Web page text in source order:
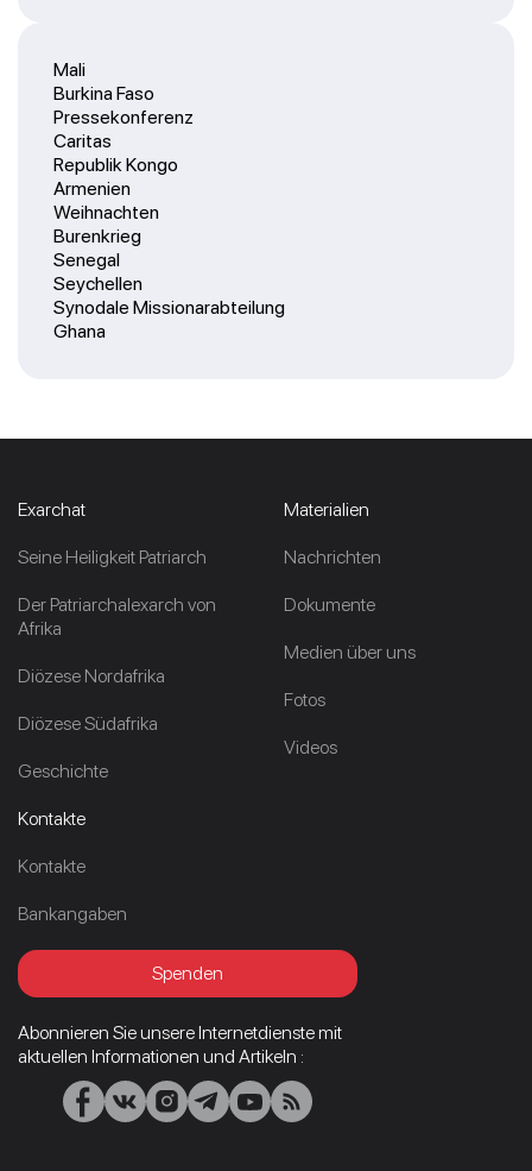
Mali
Burkina Faso
Pressekonferenz
Caritas
Republik Kongo
Armenien
Weihnachten
Burenkrieg
Senegal
Seychellen
Synodale Missionarabteilung
Ghana
Exarchat
Seine Heiligkeit Patriarch
Der Patriarchalexarch von
Afrika
Diözese Nordafrika
Diözese Südafrika
Geschichte
Materialien
Nachrichten
Dokumente
Medien über uns
Fotos
Videos
Kontakte
Kontakte
Bankangaben
Spenden
Abonnieren Sie unsere Internetdienste mit
aktuellen Informationen und Artikeln :